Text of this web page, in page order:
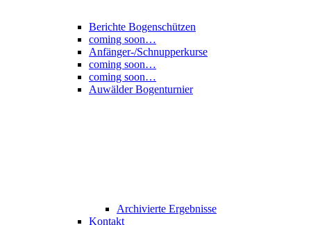
Berichte Bogenschützen
coming soon…
Anfänger-/Schnupperkurse
coming soon…
coming soon…
Auwälder Bogenturnier
Archivierte Ergebnisse
Kontakt